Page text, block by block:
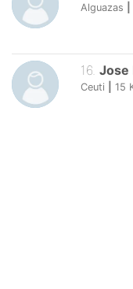
Alguazas
16 Jose
Ceuti 15